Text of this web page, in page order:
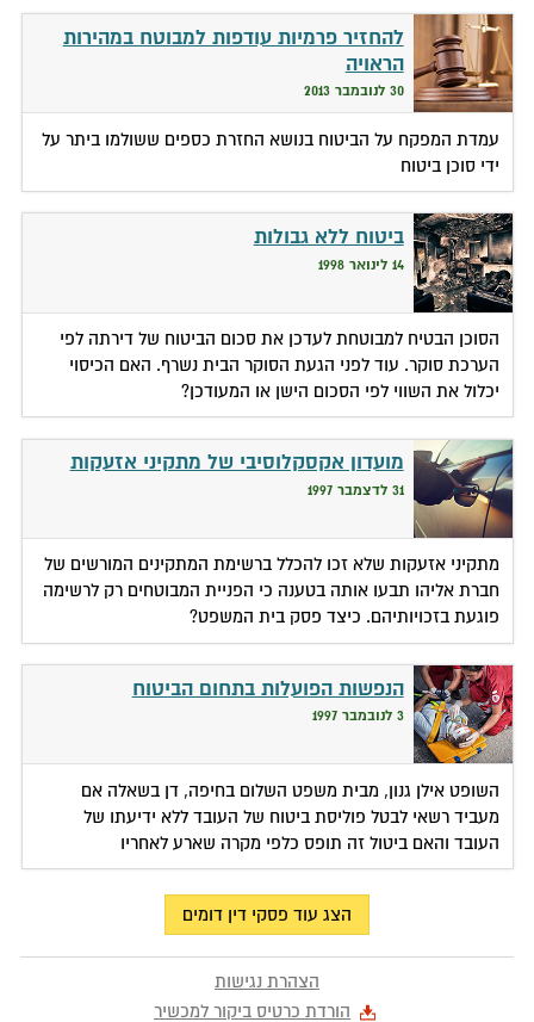
להחזיר פרמיות עודפות למבוטח במהירות
הראויה
30 לנובמבר 2013
עמדת המפקח על הביטוח בנושא החזרת כספים ששולמו ביתר על
ידי סוכן ביטוח
ביטוח ללא גבולות
14 לינואר 1998
הסוכן הבטיח למבוטחת לעדכן את סכום הביטוח של דירתה לפי
הערכת סוקר. עוד לפני הגעת הסוקר הבית נשרף. האם הכיסוי
יכלול את השווי לפי הסכום הישן או המעודכן?
מועדון אקסקלוסיבי של מתקיני אזעקות
31 לדצמבר 1997
מתקיני אזעקות שלא זכו להכלל ברשימת המתקינים המורשים של
חברת אליהו תבעו אותה בטענה כי הפניית המבוטחים רק לרשימה
פוגעת בזכויותיהם. כיצד פסק בית המשפט?
הנפשות הפועלות בתחום הביטוח
3 לנובמבר 1997
השופט אילן גנון, מבית משפט השלום בחיפה, דן בשאלה אם
מעביד רשאי לבטל פוליסת ביטוח של העובד ללא ידיעתו של
העובד והאם ביטול זה תופס כלפי מקרה שארע לאחריו
הצג עוד פסקי דין דומים
הצהרת נגישות
הורדת כרטיס ביקור למכשיר